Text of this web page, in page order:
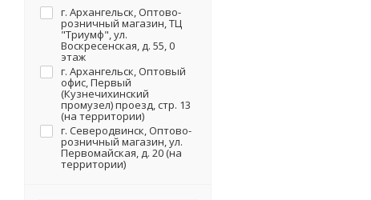
г. Архангельск, Оптово-
розничный магазин, ТЦ
"Триумф", ул.
Воскресенская, д. 55, 0
этаж
г. Архангельск, Оптовый
офис, Первый
(Кузнечихинский
промузел) проезд, стр. 13
(на территории)
г. Северодвинск, Оптово-
розничный магазин, ул.
Первомайская, д. 20 (на
территории)